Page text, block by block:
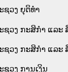
ຊວງ ຍຸຕິທໍາ
ຊວງ ກະສິກຳ ແລະ
ຊວງ ກະສິກຳ ແລະ
ຊວງ ການເງິນ